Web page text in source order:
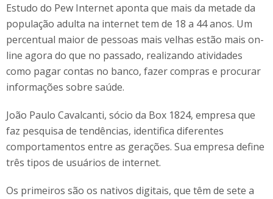
Estudo do Pew Internet aponta que mais da metade da
população adulta na internet tem de 18 a 44 anos. Um
percentual maior de pessoas mais velhas estão mais on-
line agora do que no passado, realizando atividades
como pagar contas no banco, fazer compras e procurar
informações sobre saúde.
João Paulo Cavalcanti, sócio da Box 1824, empresa que
faz pesquisa de tendências, identifica diferentes
comportamentos entre as gerações. Sua empresa define
três tipos de usuários de internet.
Os primeiros são os nativos digitais, que têm de sete a